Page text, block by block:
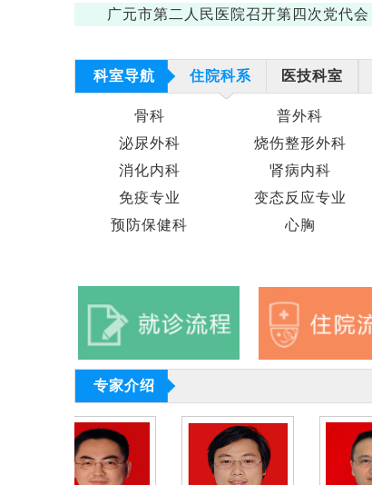
广元市第二人民医院召开第四次党代会
科室导航 住院科系 医技科室
骨科 普外科
泌尿外科
烧伤整形外科
消化内科
肾病内科
免疫专业
变态反应专业
预防保健科
心胸
专家介绍